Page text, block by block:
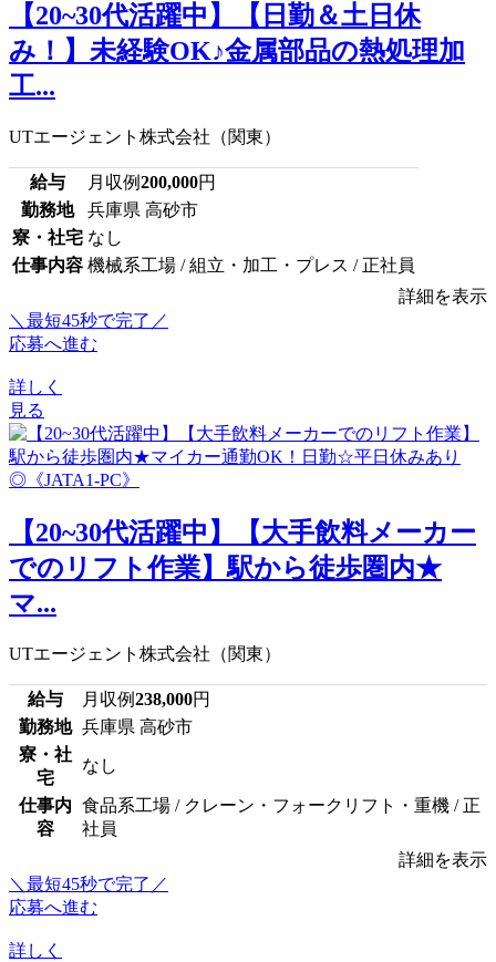
【20~30代活躍中】【日勤＆土日休
み！】未経験OK♪金属部品の熱処理加
工...
UTエージェント株式会社（関東）
給与 月収例200,000円
勤務地
兵庫県 高砂市
寮・社宅 なし
仕事内容 機械系工場 / 組立・加工・プレス / 正社員
詳細を表示
＼最短45秒で完了／
応募へ進む
詳しく
見る
【20~30代活躍中】【大手飲料メーカー
でのリフト作業】駅から徒歩圏内★
マ...
UTエージェント株式会社（関東）
給与 月収例238,000円
勤務地 兵庫県 高砂市
寮・社
宅
なし
仕事内
容
食品系工場 / クレーン・フォークリフト・重機 / 正
社員
詳細を表示
＼最短45秒で完了／
応募へ進む
詳しく